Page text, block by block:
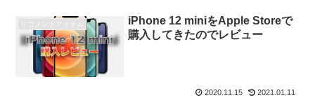
リコメンドアイテム
iPhone 12 miniをApple Storeで
購入してきたのでレビュー
2020.11.15 2021.01.11